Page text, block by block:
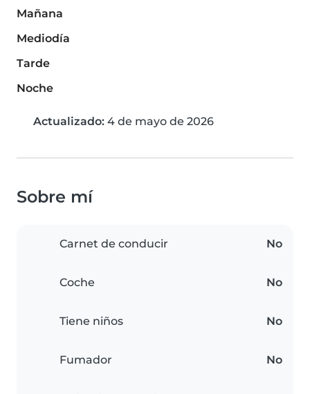
Mañana
Mediodía
Tarde
Noche
Actualizado: 4 de mayo de 2026
Sobre mí
Carnet de conducir No
Coche No
Tiene niños No
Fumador No